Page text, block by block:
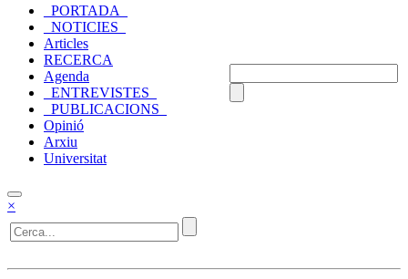
_PORTADA_
_NOTICIES_
Articles
RECERCA
Agenda
_ENTREVISTES_
_PUBLICACIONS_
Opinió
Arxiu
Universitat
×